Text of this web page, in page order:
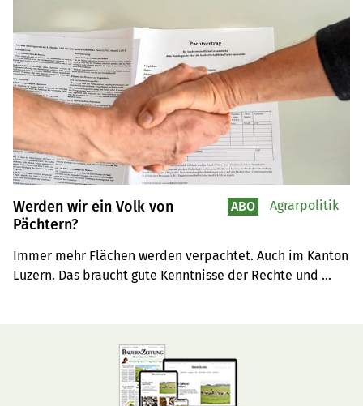
Werden wir ein Volk von
Pächtern?
Immer mehr Flächen werden verpachtet. Auch im Kanton
Luzern. Das braucht gute Kenntnisse der Rechte und
ABO Agrarpolitik